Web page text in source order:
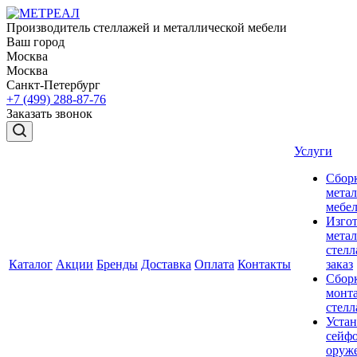
Производитель стеллажей и металлической мебели
Ваш город
Москва
Москва
Санкт-Петербург
+7 (499) 288-87-76
Заказать звонок
Каталог Акции Бренды Доставка Оплата Контакты
Услуги
заказ